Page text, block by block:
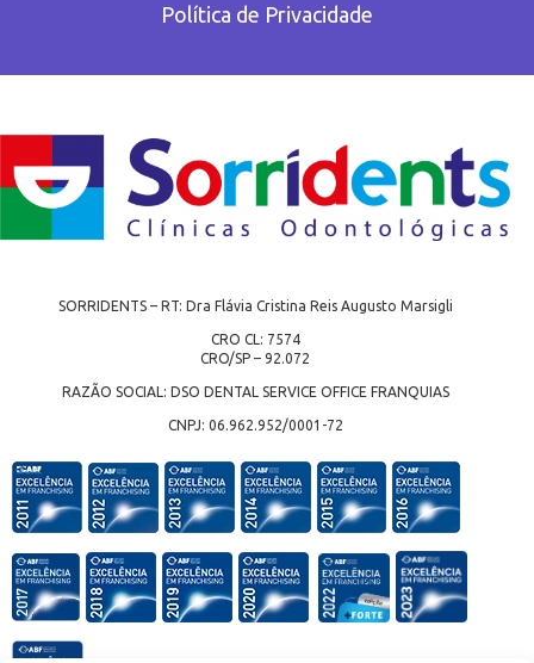
Política de Privacidade
SORRIDENTS – RT: Dra Flávia Cristina Reis Augusto Marsigli
CRO CL: 7574
CRO/SP – 92.072
RAZÃO SOCIAL: DSO DENTAL SERVICE OFFICE FRANQUIAS
CNPJ: 06.962.952/0001-72